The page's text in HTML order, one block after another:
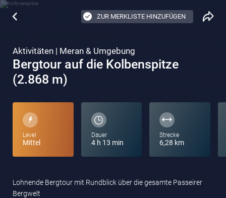
ZUR MERKLISTE HINZUFÜGEN
Aktivitäten | Meran & Umgebung
Bergtour auf die Kolbenspitze
(2.868 m)
Level
Mittel
Dauer
4 h 13 min
Strecke
6,28 km
Lohnende Bergtour mit Rundblick über die gesamte Passeirer
Bergwelt